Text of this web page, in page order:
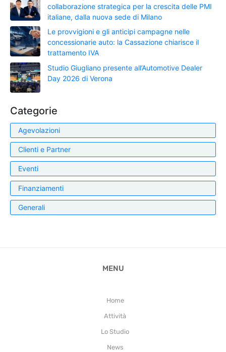
collaborazione strategica per la crescita delle PMI
italiane, dalla nuova sede di Milano
Le provvigioni e gli anticipi campagne nelle
concessionarie auto: la Cassazione chiarisce il
trattamento IVA
Studio Giugliano presente all’Automotive Dealer
Day 2026 di Verona
Categorie
Agevolazioni
Clienti e Partner
Eventi
Finanziamenti
Generali
MENU
Home
Attività
Lo Studio
News